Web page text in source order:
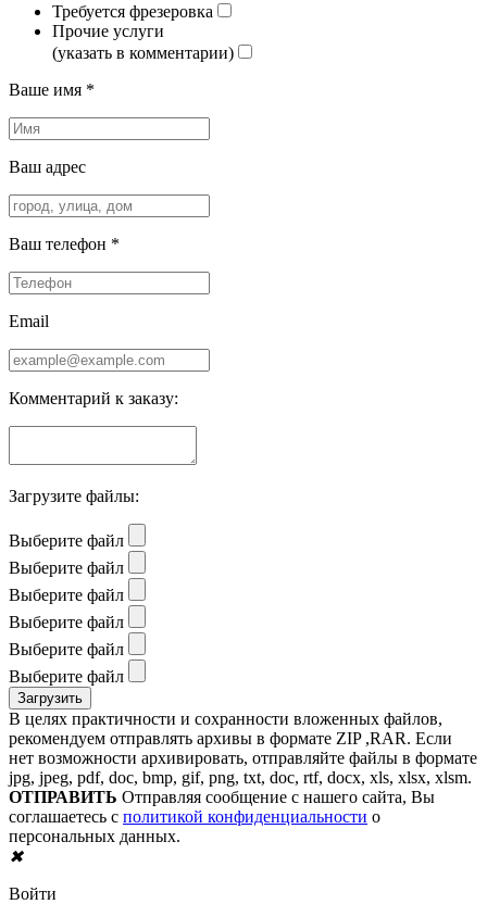
Требуется фрезеровка
Прочие услуги
(указать в комментарии)
Ваше имя *
Ваш адрес
Ваш телефон *
Email
Комментарий к заказу:
Загрузите файлы:
Выберите файл
Выберите файл
Выберите файл
Выберите файл
Выберите файл
Выберите файл
В целях практичности и сохранности вложенных файлов,
рекомендуем отправлять архивы в формате ZIP ,RAR. Если
нет возможности архивировать, отправляйте файлы в формате
jpg, jpeg, pdf, doc, bmp, gif, png, txt, doc, rtf, docx, xls, xlsx, xlsm.
ОТПРАВИТЬ Отправляя сообщение с нашего сайта, Вы
соглашаетесь с политикой конфиденциальности о
персональных данных.
✖
Войти